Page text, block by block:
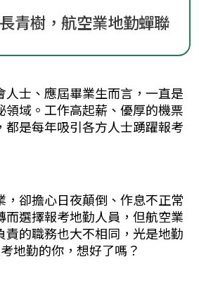
青樹，航空業地勤蟬聯
人士、應屆畢業生而言，一直是
領域。工作高起薪、優厚的機票
都是每年吸引各方人士踴躍報考
，卻擔心日夜顛倒、作息不正常
而選擇報考地勤人員，但航空業
責的職務也大不相同，光是地勤
地勤的你，想好了嗎？